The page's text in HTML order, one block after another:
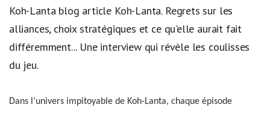
Koh-Lanta blog article Koh-Lanta. Regrets sur les
alliances, choix stratégiques et ce qu'elle aurait fait
différemment... Une interview qui révèle les coulisses
du jeu.
Dans l’univers impitoyable de Koh-Lanta, chaque épisode